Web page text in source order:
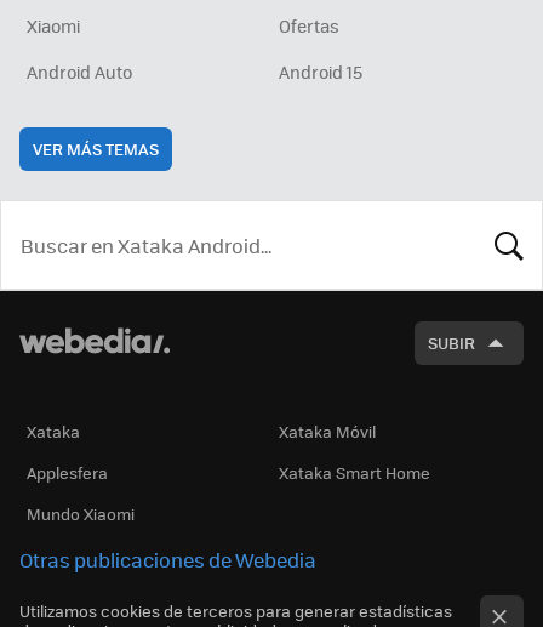
Xiaomi
Ofertas
Android Auto
Android 15
VER MÁS TEMAS
SUBIR
Xataka
Xataka Móvil
Applesfera
Xataka Smart Home
Mundo Xiaomi
Otras publicaciones de Webedia
Utilizamos cookies de terceros para generar estadísticas